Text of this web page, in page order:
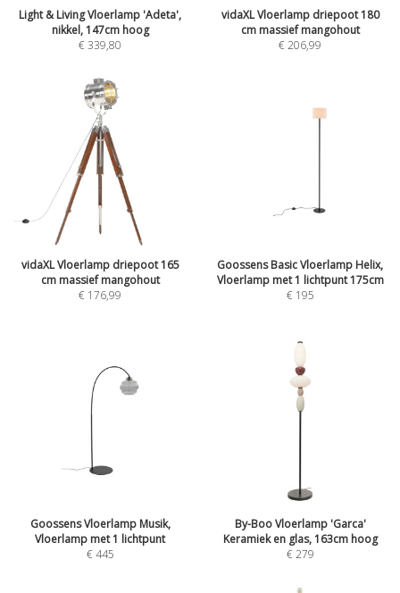
Light & Living Vloerlamp 'Adeta',
nikkel, 147cm hoog
€339,80
vidaXL Vloerlamp driepoot 180
cm massief mangohout
€206,99
vidaXL Vloerlamp driepoot 165
cm massief mangohout
€ 176,99
Goossens Basic Vloerlamp Helix,
Vloerlamp met 1 lichtpunt 175cm
€ 195
Goossens Vloerlamp Musik,
Vloerlamp met 1 lichtpunt
€445
By-Boo Vloerlamp 'Garca'
Keramiek en glas, 163cm hoog
€279